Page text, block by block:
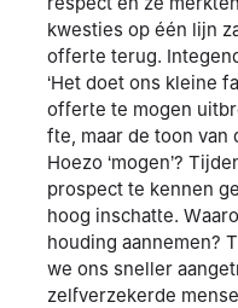
kwesties op één lijn
offerte terug.
‘Het doet ons kleine
offerte te mogen
fte, maar de toon van
Hoezo ‘mogen’?
prospect te kennen
hoog inschatte.
houding aannemen?
we ons sneller
zelfverzekerde